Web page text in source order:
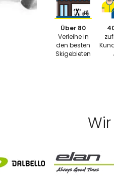
Über 80
Verleihe in
den besten
Skigebieten